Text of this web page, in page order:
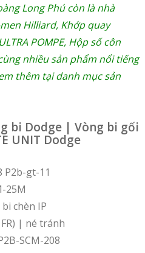
Long Phú còn là nhà
Hilliard, Khớp quay
POMPE, Hộp số côn
nhiều sản phẩm nổi tiếng
thêm tại danh mục sản
bi Dodge | Vòng bi gối
UNIT Dodge
P2b-gt-11
25M
chèn IP
| né tránh
SCM-208